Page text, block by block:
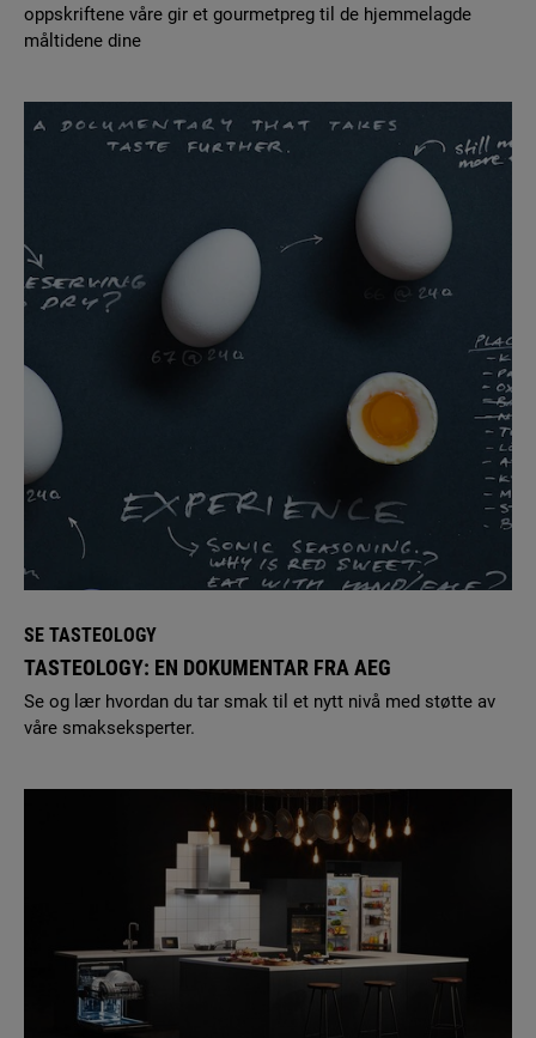
oppskriftene våre gir et gourmetpreg til de hjemmelagde
måltidene dine
SE TASTEOLOGY
TASTEOLOGY: EN DOKUMENTAR FRA AEG
Se og lær hvordan du tar smak til et nytt nivå med støtte av
våre smakseksperter.